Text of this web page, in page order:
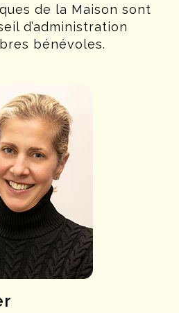
de la Maison sont
d’administration
bénévoles.